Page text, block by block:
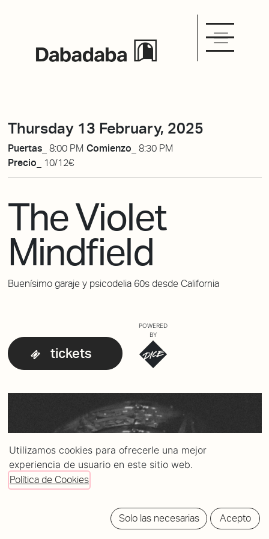
Thursday 13 February, 2025
Puertas_ 8:00 PM Comienzo_ 8:30 PM
Precio_
10/12€
The Violet
Mindfield
Buenísimo garaje y psicodelia 60s desde California
tickets
POWERED
BY
Utilizamos cookies para ofrecerle una mejor
experiencia de usuario en este sitio web.
Política de Cookies
Solo las necesarias Acepto